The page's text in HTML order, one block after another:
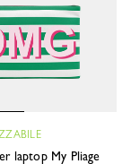
laptop My Pliage